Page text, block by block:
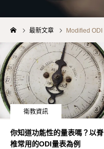
最新文章 Modified ODI
衛教資訊
你知道功能性的量表嗎？以脊
椎常用的ODI量表為例
胸腰手術
健保資訊
骨質疏鬆
術後照護
YouTube手術影片